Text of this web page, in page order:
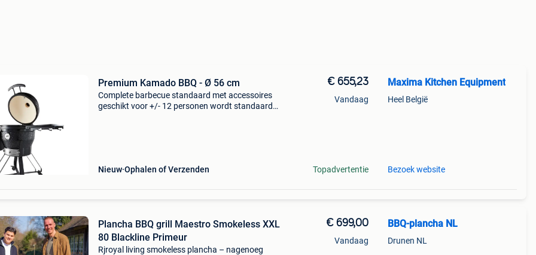
Premium Kamado BBQ - Ø 56 cm
Complete barbecue standaard met accessoires
geschikt voor +/- 12 personen wordt standaard
Nieuw Ophalen of Verzenden
€ 655,23
Vandaag
Topadvertentie
Maxima Kitchen Equipment
Heel België
Bezoek website
Plancha BBQ grill Maestro Smokeless XXL
80 Blackline Primeur
Rjroyal living smokeless plancha – nagenoeg
€ 699,00
Vandaag
BBQ-plancha NL
Drunen NL